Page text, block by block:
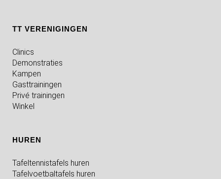
TT VERENIGINGEN
Clinics
Demonstraties
Kampen
Gasttrainingen
Privé trainingen
Winkel
HUREN
Tafeltennistafels huren
Tafelvoetbaltafels huren